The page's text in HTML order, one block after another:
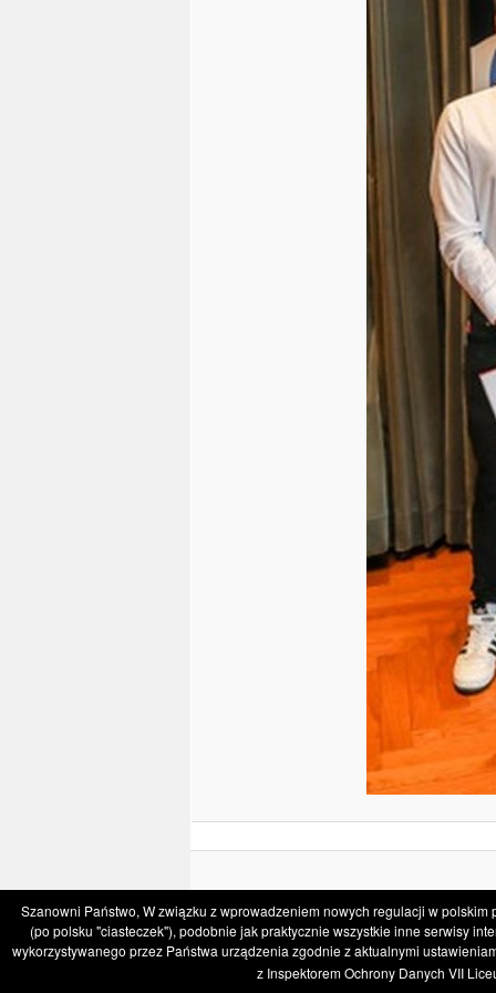
Szanowni Państwo, W związku z wprowadzeniem nowych regulacji w
(po polsku "ciasteczek"), podobnie jak praktycznie wszystkie inne serwisy
wykorzystywanego przez Państwa urządzenia zgodnie z aktualnymi
z Inspektorem Ochrony Danych VII